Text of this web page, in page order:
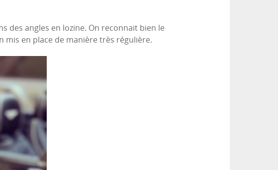
des angles en lozine. On reconnait bien le
en place de manière très régulière.